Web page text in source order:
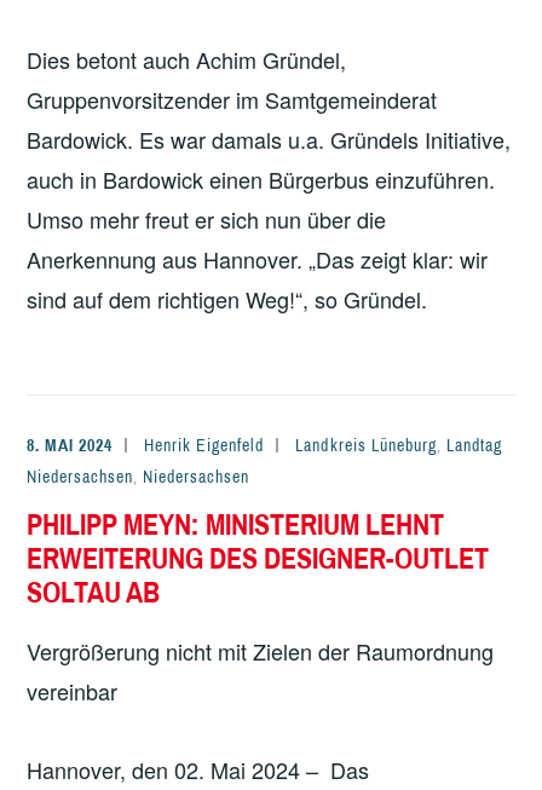
Dies betont auch Achim Gründel,
Gruppenvorsitzender im Samtgemeinderat
Bardowick. Es war damals u.a. Gründels Initiative,
auch in Bardowick einen Bürgerbus einzuführen.
Umso mehr freut er sich nun über die
Anerkennung aus Hannover. „Das zeigt klar: wir
sind auf dem richtigen Weg!“, so Gründel.
8. MAI 2024 Henrik Eigenfeld Landkreis Lüneburg, Landtag
Niedersachsen, Niedersachsen
PHILIPP MEYN: MINISTERIUM LEHNT
ERWEITERUNG DES DESIGNER-OUTLET
SOLTAU AB
Vergrößerung nicht mit Zielen der Raumordnung
vereinbar
Hannover, den 02. Mai 2024 – Das